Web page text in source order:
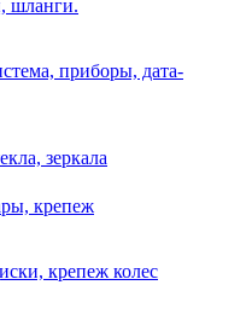
шланги.
приборы, дата-
зеркала
крепеж
крепеж колес